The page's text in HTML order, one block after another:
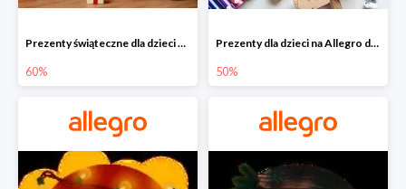
Prezenty świąteczne dla dzieci na Allegro do -60%
60%
Prezenty dla dzieci na Allegro do -50%
50%